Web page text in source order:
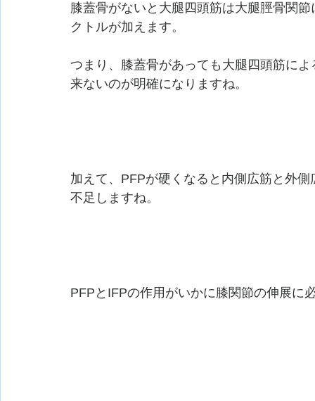
膝蓋骨がないと大腿四頭筋は大腿脛骨関
クトルが加えます。
つまり、膝蓋骨があっても大腿四頭筋に
来ないのが明確になりますね。
加えて、PFPが硬くなると内側広筋と外
不足しますね。
PFPとIFPの作用がいかに膝関節の伸展に